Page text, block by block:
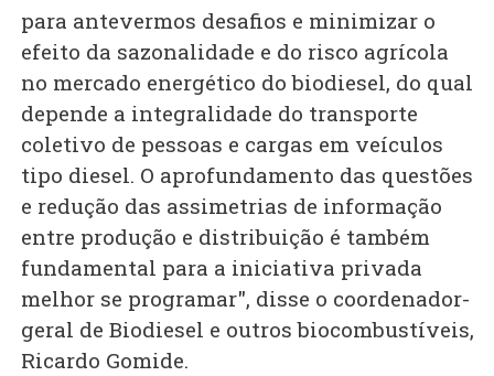
para antevermos desafios e minimizar o
efeito da sazonalidade e do risco agrícola
no mercado energético do biodiesel, do qual
depende a integralidade do transporte
coletivo de pessoas e cargas em veículos
tipo diesel. O aprofundamento das questões
e redução das assimetrias de informação
entre produção e distribuição é também
fundamental para a iniciativa privada
melhor se programar", disse o coordenador-
geral de Biodiesel e outros biocombustíveis,
Ricardo Gomide.